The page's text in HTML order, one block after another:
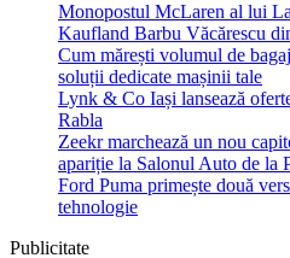
Monopostul McLaren al lui
Kaufland Barbu Văcărescu
Cum mărești volumul de
soluții dedicate mașinii tale
Lynk & Co Iași lansează
Rabla
Zeekr marchează un nou
apariție la Salonul Auto de la
Ford Puma primește două
tehnologie
Publicitate